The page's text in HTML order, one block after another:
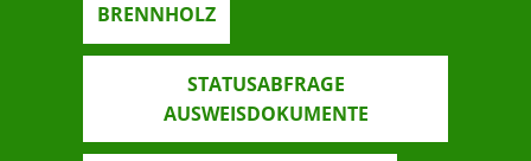
BRENNHOLZ
STATUSABFRAGE
AUSWEISDOKUMENTE